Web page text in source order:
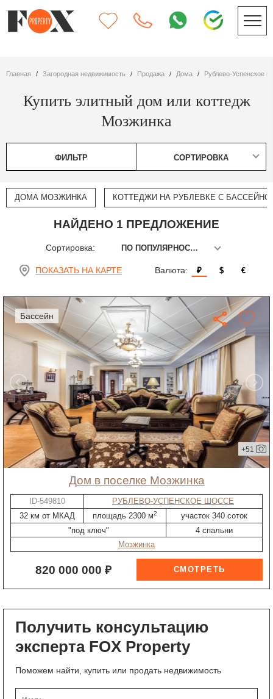
Главная Загородная недвижимость Продажа дома Рублево-Успенское
Купить элитный дом или коттедж
Мозжинка
ФИЛЬТР СОРТИРОВКА
ДОМА МОЗЖИНКА КОТТЕДЖИ НА РУБЛЕВКЕ С
НАЙДЕНО 1 ПРЕДЛОЖЕНИЕ
Сортировка: ПО ПОПУЛЯРНОСТИ
ПОКАЗАТЬ НА КАРТЕ Валюта: ₽ $ €
бассейн
+51
дом в поселке Мозжинка
ID-549810
РУБЛЕВО-УСПЕНСКОЕ ШОССЕ
32 км от МКАД
площадь 2300 м2
участок 340 соток
"под ключ"
4 спальни
Мозжинка
820 000 000 ₽
Получить консультацию
эксперта FOX Property
Поможем найти, купить или продать недвижимость